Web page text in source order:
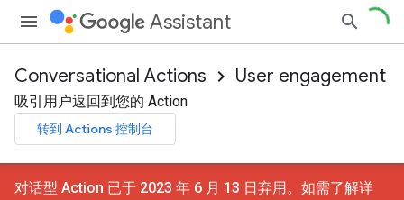
Assistant
Conversational Actions User engagement
吸引用户返回到您的 Action
转到 Actions 控制台
对话型 Action 已于 2023 年 6 月 13 日弃用。如需了解详